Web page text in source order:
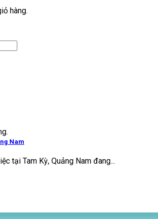
hàng.
Nam
tại Tam Kỳ, Quảng Nam đang...